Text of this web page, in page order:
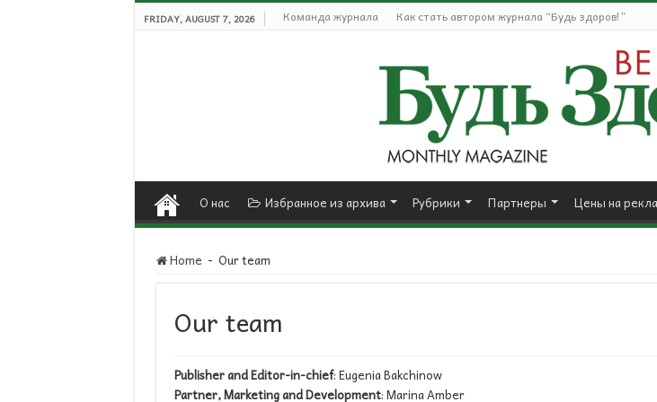
FRIDAY, AUGUST 7, 2026 Команда журнала Как стать автором журнала “Будь здоров!”
О нас Избранное из архива Рубрики Партнеры Цены на
Home - Our team
Our team
Publisher and Editor-in-chief: Eugenia Bakchinow
Partner, Marketing and Development: Marina Amber